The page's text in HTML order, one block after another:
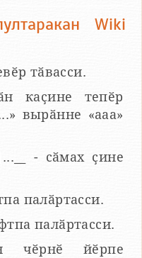
Wiki
тӑвасси.
каҫине тепӗр
вырӑнне «ааа»
- сӑмах ҫине
палӑртасси.
палӑртасси.
чӗрнӗ йӗрпе